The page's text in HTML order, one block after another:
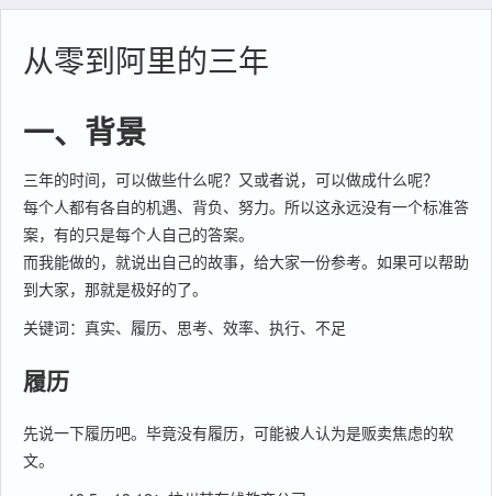
从零到阿里的三年
一、背景
三年的时间，可以做些什么呢？又或者说，可以做成什么呢？
每个人都有各自的机遇、背负、努力。所以这永远没有一个标准答
案，有的只是每个人自己的答案。
而我能做的，就说出自己的故事，给大家一份参考。如果可以帮助
到大家，那就是极好的了。
关键词：真实、履历、思考、效率、执行、不足
履历
先说一下履历吧。毕竟没有履历，可能被人认为是贩卖焦虑的软
文。